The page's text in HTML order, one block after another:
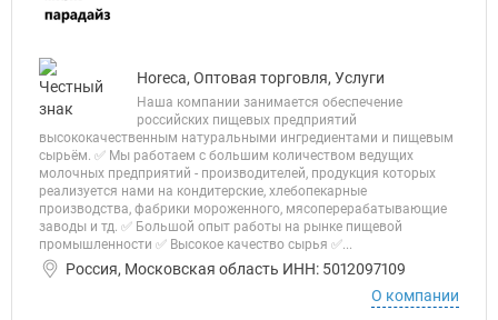
Horeca, Оптовая торговля, Услуги
Наша компании занимается обеспечение
российских пищевых предприятий
высококачественным натуральными ингредиентами и пищевым
сырьём. ✅ Мы работаем с большим количеством ведущих
молочных предприятий - производителей, продукция которых
реализуется нами на кондитерские, хлебопекарные
производства, фабрики мороженного, мясоперерабатывающие
заводы и тд. ✅ Большой опыт работы на рынке пищевой
промышленности ✅ Высокое качество сырья ✅...
Россия, Московская область ИНН: 5012097109
О компании